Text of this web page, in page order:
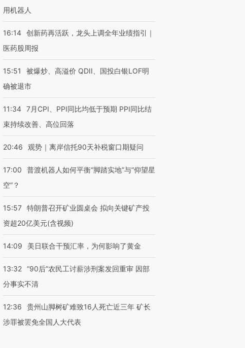
走进第四届链博
数智科技“链”接产
【特别呈现】寻找100种
【商旅对话】华住集团
CFO：不靠规模取胜，华
用机器人
16:14 创新药再活跃，龙头上调全年业绩指引｜
医药股周报
15:51
被爆炒、高溢价 QDII、国投白银LOF明
确被退市
11:34 7月CPI、PPI同比均低于预期 PPI同比结
束持续改善、高位回落
20:46 观势｜离岸信托90天补税窗口期疑问
17:00
普渡机器人如何平衡“脚踏实地”与“仰望星
空”？
15:57 特朗普召开矿业圆桌会 拟向关键矿产投
资超20亿美元(含视频)
14:09 美日联合干预汇率，为何影响了黄金
13:32 “90后”农民工讨薪涉刑案发回重审 因部
分事实不清
12:36
贵州山脚树矿难致16人死亡近三年 矿长
涉罪被罢免全国人大代表